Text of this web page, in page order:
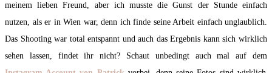
meinem lieben Freund, aber ich musste die Gunst der Stunde einfach
nutzen, als er in Wien war, denn ich finde seine Arbeit einfach unglaublich.
Das Shooting war total entspannt und auch das Ergebnis kann sich wirklich
sehen lassen, findet ihr nicht? Schaut unbedingt auch mal auf dem